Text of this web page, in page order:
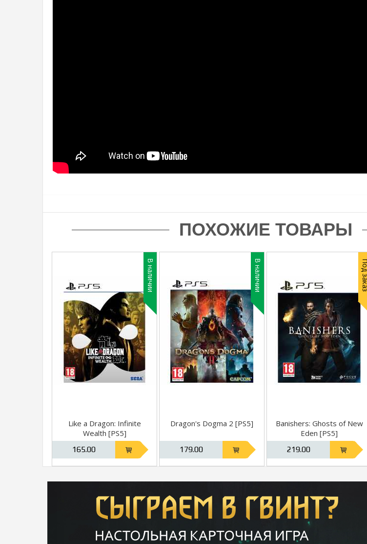
ПОХОЖИЕ ТОВАРЫ
В наличии
Like a Dragon: Infinite
Wealth [PS5]
165.00
В наличии
Dragon's Dogma 2 [PS5]
179.00
Под заказ
Banishers: Ghosts of New
Eden [PS5]
219.00